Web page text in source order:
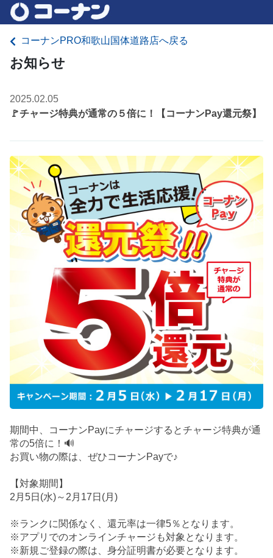
コーナンPRO和歌山国体道路店へ戻る
お知らせ
2025.02.05
🚩チャージ特典が通常の５倍に！【コーナンPay還元祭】
期間中、コーナンPayにチャージするとチャージ特典が通
常の5倍に！🔊
お買い物の際は、ぜひコーナンPayで♪
【対象期間】
2月5日(水)～2月17日(月)
※ランクに関係なく、還元率は一律5％となります。
※アプリでのオンラインチャージも対象となります。
※新規ご登録の際は、身分証明書が必要となります。